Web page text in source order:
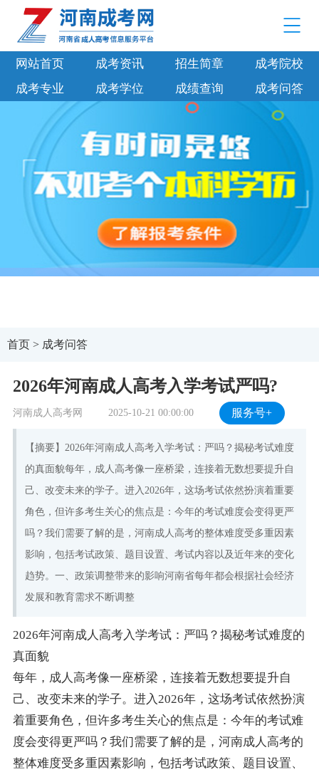
网站首页 成考资讯 招生简章
成考院校
成考专业
成考学位 成绩查询 成考问答
首页> 成考问答
2026年河南成人高考入学考试严吗?
河南成人高考网 2025-10-21 00:00:00 服务号+
【摘要】2026年河南成人高考入学考试：严吗？揭秘考试难度
的真面貌每年，成人高考像一座桥梁，连接着无数想要提升自
己、改变未来的学子。进入2026年，这场考试依然扮演着重要
角色，但许多考生关心的焦点是：今年的考试难度会变得更严
吗？我们需要了解的是，河南成人高考的整体难度受多重因素
影响，包括考试政策、题目设置、考试内容以及近年来的变化
趋势。一、政策调整带来的影响河南省每年都会根据社会经济
发展和教育需求不断调整
2026年河南成人高考入学考试：严吗？揭秘考试难度的
真面貌
每年，成人高考像一座桥梁，连接着无数想要提升自
己、改变未来的学子。进入2026年，这场考试依然扮演
着重要角色，但许多考生关心的焦点是：今年的考试难
度会变得更严吗？我们需要了解的是，河南成人高考的
整体难度受多重因素影响，包括考试政策、题目设置、